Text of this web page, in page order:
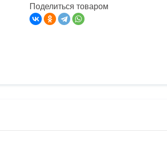
Поделиться товаром